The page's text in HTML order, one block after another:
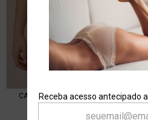
Receba acesso antecipado
CALCINHA TRIPLEX FIO PRETA